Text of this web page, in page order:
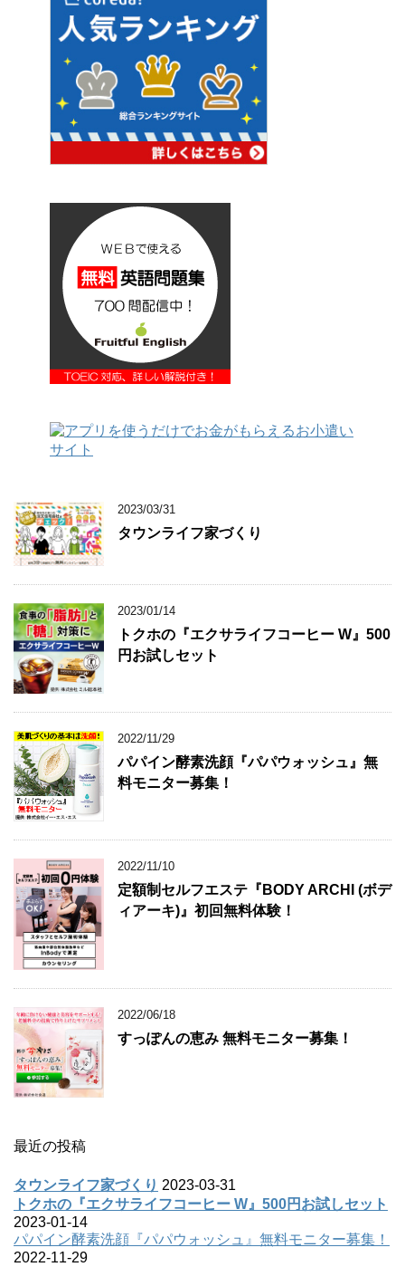
2023/03/31
タウンライフ家づくり
2023/01/14
トクホの『エクサライフコーヒー W』500
円お試しセット
2022/11/29
パパイン酵素洗顔『パパウォッシュ』無
料モニター募集！
2022/11/10
定額制セルフエステ『BODY ARCHI (ボデ
ィアーキ)』初回無料体験！
2022/06/18
すっぽんの恵み 無料モニター募集！
最近の投稿
タウンライフ家づくり 2023-03-31
トクホの『エクサライフコーヒー W』500円お試しセット
2023-01-14
パパイン酵素洗顔『パパウォッシュ』無料モニター募集！
2022-11-29